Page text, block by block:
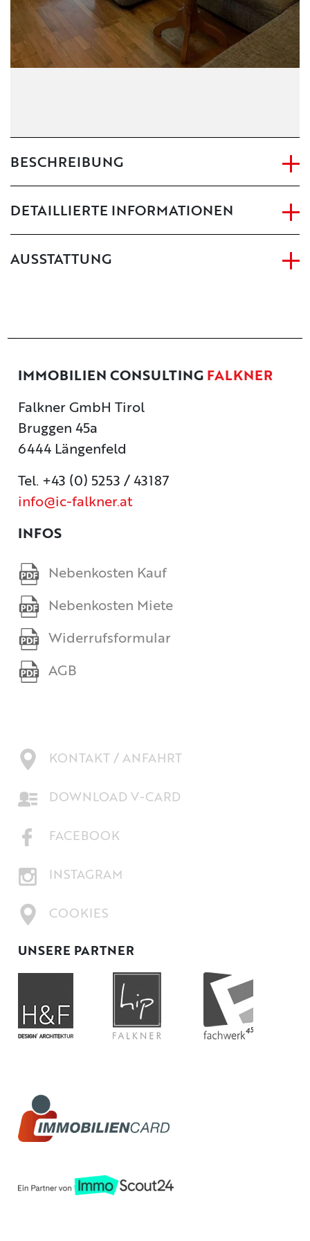
BESCHREIBUNG
DETAILLIERTE INFORMATIONEN
AUSSTATTUNG
IMMOBILIEN CONSULTING FALKNER
Falkner GmbH Tirol
Bruggen 45a
6444 Längenfeld
Tel. +43 (0) 5253 / 43187
info@ic-falkner.at
INFOS
Nebenkosten Kauf
Nebenkosten Miete
Widerrufsformular
AGB
KONTAKT / ANFAHRT
DOWNLOAD V-CARD
FACEBOOK
INSTAGRAM
COOKIES
UNSERE PARTNER